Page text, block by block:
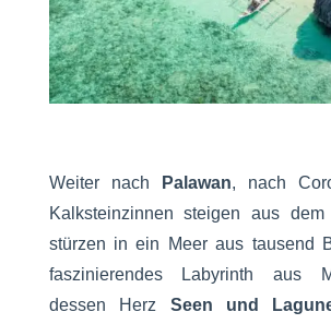
Weiter nach Palawan, nach
Kalksteinzinnen steigen aus
stürzen in ein Meer aus tausend
faszinierendes Labyrinth aus
dessen Herz Seen und